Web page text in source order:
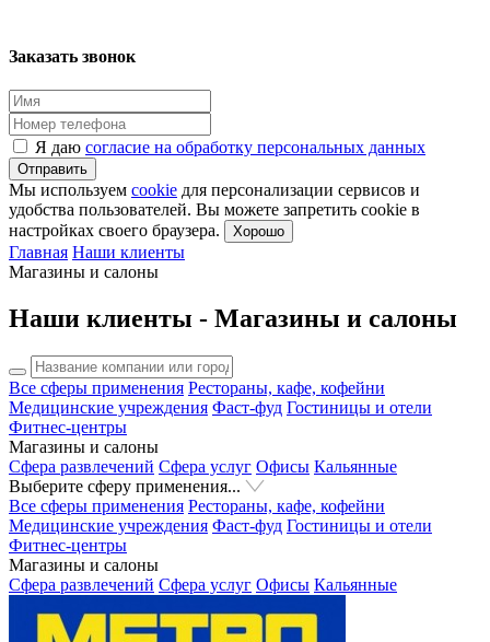
Заказать звонок
Я даю согласие на обработку персональных данных
Отправить
Мы используем cookie для персонализации сервисов и
удобства пользователей. Вы можете запретить cookie в
настройках своего браузера.
Хорошо
Главная Наши клиенты
Магазины и салоны
Наши клиенты - Магазины и салоны
Все сферы применения Рестораны, кафе, кофейни
Медицинские учреждения Фаст-фуд Гостиницы и отели
Фитнес-центры
Магазины и салоны
Сфера развлечений Сфера услуг Офисы Кальянные
Выберите сферу применения...
Все сферы применения Рестораны, кафе, кофейни
Медицинские учреждения Фаст-фуд Гостиницы и отели
Фитнес-центры
Магазины и салоны
Сфера развлечений Сфера услуг Офисы Кальянные